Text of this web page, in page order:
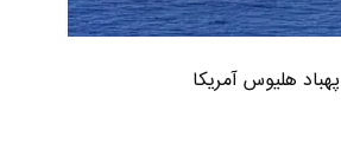
پهباد هلیوس آمریکا